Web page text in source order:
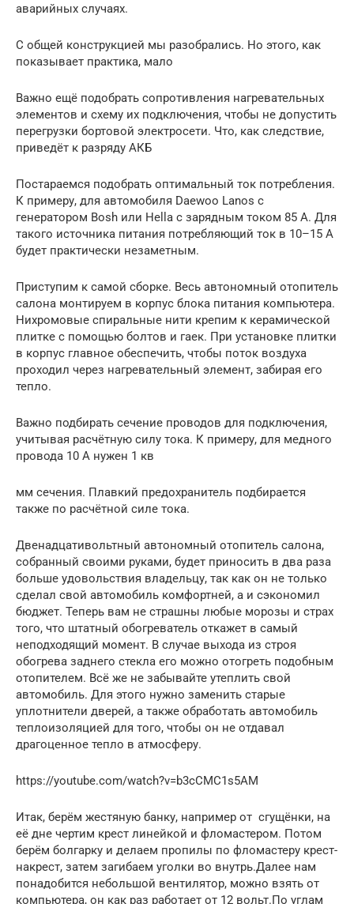
аварийных случаях.
С общей конструкцией мы разобрались. Но этого, как
показывает практика, мало
Важно ещё подобрать сопротивления нагревательных
элементов и схему их подключения, чтобы не допустить
перегрузки бортовой электросети. Что, как следствие,
приведёт к разряду АКБ
Постараемся подобрать оптимальный ток потребления.
К примеру, для автомобиля Daewoo Lanos с
генератором Bosh или Hella с зарядным током 85 А. Для
такого источника питания потребляющий ток в 10–15 А
будет практически незаметным.
Приступим к самой сборке. Весь автономный отопитель
салона монтируем в корпус блока питания компьютера.
Нихромовые спиральные нити крепим к керамической
плитке с помощью болтов и гаек. При установке плитки
в корпус главное обеспечить, чтобы поток воздуха
проходил через нагревательный элемент, забирая его
тепло.
Важно подбирать сечение проводов для подключения,
учитывая расчётную силу тока. К примеру, для медного
провода 10 А нужен 1 кв
мм сечения. Плавкий предохранитель подбирается
также по расчётной силе тока.
Двенадцативольтный автономный отопитель салона,
собранный своими руками, будет приносить в два раза
больше удовольствия владельцу, так как он не только
сделал свой автомобиль комфортней, а и сэкономил
бюджет. Теперь вам не страшны любые морозы и страх
того, что штатный обогреватель откажет в самый
неподходящий момент. В случае выхода из строя
обогрева заднего стекла его можно отогреть подобным
отопителем. Всё же не забывайте утеплить свой
автомобиль. Для этого нужно заменить старые
уплотнители дверей, а также обработать автомобиль
теплоизоляцией для того, чтобы он не отдавал
драгоценное тепло в атмосферу.
https://youtube.com/watch?v=b3cCMC1s5AM
Итак, берём жестяную банку, например от сгущёнки, на
её дне чертим крест линейкой и фломастером. Потом
берём болгарку и делаем пропилы по фломастеру крест-
накрест, затем загибаем уголки во внутрь.Далее нам
понадобится небольшой вентилятор, можно взять от
компьютера, он как раз работает от 12 вольт.По углам